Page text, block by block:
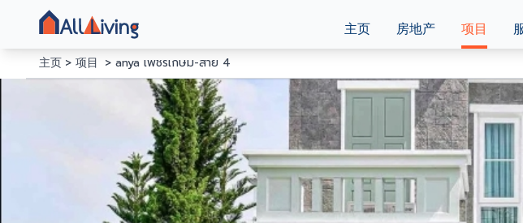
主页 房地产 项目
主页 项目 anya เพชรเกษม-สาย 4